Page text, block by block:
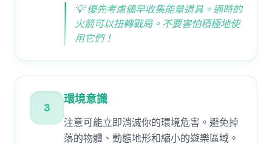
💡優先考慮儘早收集能量道具。適時的
火箭可以扭轉戰局。不要害怕積極地使
用它們！
3
環境意識
注意可能立即消滅你的環境危害。避免掉
落的物體、動態地形和縮小的遊樂區域。